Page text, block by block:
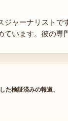
ジャーナリスト
ています。彼の専
た検証済みの報道、